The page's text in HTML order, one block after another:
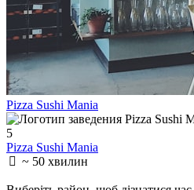
Pizza Sushi Mania
5
Pizza Sushi Mania
~ 50 хвилин